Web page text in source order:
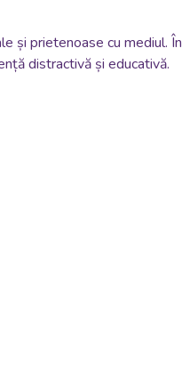
și prietenoase cu mediul.
distractivă și educativă.